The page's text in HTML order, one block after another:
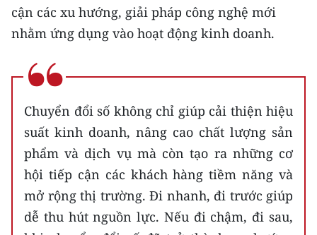
Media Kinh tế
Media Văn hóa
Media Xã hội
Media Pháp luật
Media Du lịch
Media Thế giới
Media Thể thao
cận các xu hướng, giải pháp công nghệ mới
nhằm ứng dụng vào hoạt động kinh doanh.
Chuyển đổi số không chỉ giúp cải thiện hiệu
suất kinh doanh, nâng cao chất lượng sản
phẩm và dịch vụ mà còn tạo ra những cơ
hội tiếp cận các khách hàng tiềm năng và
mở rộng thị trường. Đi nhanh, đi trước giúp
dễ thu hút nguồn lực. Nếu đi chậm, đi sau,